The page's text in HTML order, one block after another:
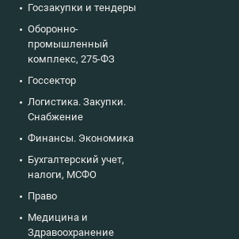
Госзакупки и тендеры
Оборонно-
промышленный
комплекс, 275-ФЗ
Госсектор
Логистика. Закупки.
Снабжение
Финансы. Экономика
Бухгалтерский учет,
налоги, МСФО
Право
Медицина и
Здравоохранение